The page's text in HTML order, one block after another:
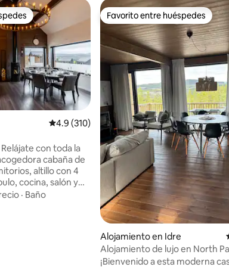
reseñas Calificación promedio: 4.9 de 5, 310 reseñas
4.9 (310)
con toda la
cabaña de
altillo con 4
cocina, salón y
· Baño
Favorito entre huéspedes
Favorito entre huéspedes
Alojamiento en Idre
Alojamiento de lujo en North
Idre
¡Bienvenido a esta moderna